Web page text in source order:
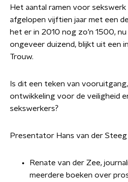
Het aantal ramen voor sekswerk
afgelopen vijftien jaar met een
het er in 2010 nog zo’n 1500,
ongeveer duizend, blijkt uit een
Trouw.
Is dit een teken van
ontwikkeling voor de veiligheid
sekswerkers?
Presentator Hans van der
Renate van der Zee,
meerdere boeken over